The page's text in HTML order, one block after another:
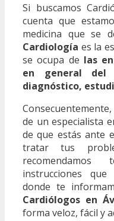
Si buscamos
cuenta que
medicina que se
Cardiología es la
se ocupa de las
en general del
diagnóstico,
de un especialista
de que estás ante
tratar tus
instrucciones que
donde te
Cardiólogos en
forma veloz, fácil y